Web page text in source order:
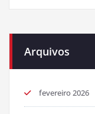
Arquivos
fevereiro 2026